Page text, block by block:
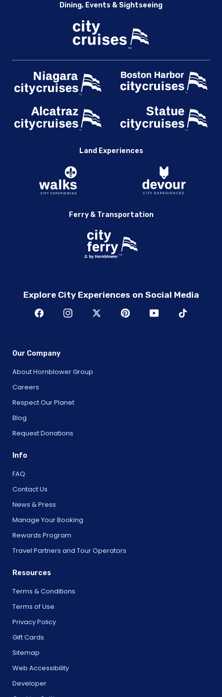
華盛頓特區官方歷史體驗
Old Town Alexandria in a Day with Round Trip Ferry Cruise
波托馬克河和喬治敦之旅
The Museum of the Bible: Entry Ticket + “All Creation Sings”
Experience
Congress & Capitol
華盛頓特區亮點巴士之旅與阿靈頓公墓
華盛頓特區舊城電車之旅 |城市體驗
賽格威的華盛頓特區網站
華盛頓特區：非裔美國人歷史和文化封閉式巴士之旅
華盛頓特區：非裔美國人歷史城市之旅與保留博物館門票
華盛頓特區：阿靈頓國家公墓導覽徒步之旅
華盛頓特區：大巴士 - 高級之旅
華盛頓特區：國會山 - 半私人旅遊
華盛頓特區：國會山導遊小團體徒步之旅
華盛頓特區：電動自行車租賃
華盛頓特區：喬治華盛頓的弗農山莊
華盛頓特區：喬治華盛頓的弗農山門票
華盛頓特區：喬治華盛頓的弗農山莊門票與豪宅之旅
華盛頓特區：幽靈之旅
華盛頓特區：夜遊導覽游
華盛頓特區：電動汽車的購物中心和紀念碑
華盛頓特區：不朽的電動自行車之旅
華盛頓特區：不朽的小團體半日游
華盛頓特區：紀念碑和紀念館自行車之旅
華盛頓特區：夜間自行車之旅的紀念碑
華盛頓特區：早晨古跡之旅
華盛頓特區：舊城區電車黃金通行證
華盛頓特區：舊城區電車白金通行證
華盛頓特區：舊城區電車銀票
華盛頓特區：敞篷巴士之旅 - 黃昏時分的華盛頓特區
華盛頓特區：人力車古跡之旅
Dining, Events & Sightseeing
Land Experiences
Ferry & Transportation
Explore City Experiences on Social Media
Our Company
About Hornblower Group
Careers
Respect Our Planet
Blog
Request Donations
Info
FAQ
Contact Us
News & Press
Manage Your Booking
Rewards Program
Travel Partners and Tour Operators
Resources
Terms & Conditions
Terms of Use
Privacy Policy
Gift Cards
Sitemap
Web Accessibility
Developer